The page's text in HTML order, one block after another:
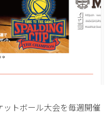
ットボール大会を毎週開催